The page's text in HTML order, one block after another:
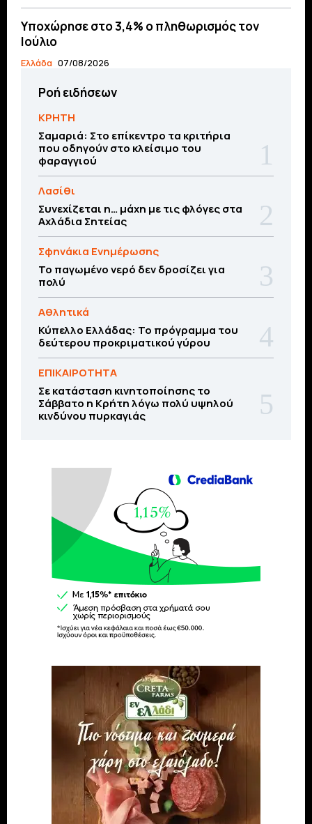
Υποχώρησε στο 3,4% ο πληθωρισμός τον
Ιούλιο
Ελλάδα 07/08/2026
Ροή ειδήσεων
ΚΡΗΤΗ
Σαμαριά: Στο επίκεντρο τα κριτήρια
που οδηγούν στο κλείσιμο του
φαραγγιού
Λασίθι
Συνεχίζεται η… μάχη με τις φλόγες στα
Αχλάδια Σητείας
Σφηνάκια Ενημέρωσης
Το παγωμένο νερό δεν δροσίζει για
πολύ
Αθλητικά
Κύπελλο Ελλάδας: Το πρόγραμμα του
δεύτερου προκριματικού γύρου
ΕΠΙΚΑΙΡΟΤΗΤΑ
Σε κατάσταση κινητοποίησης το
Σάββατο η Κρήτη λόγω πολύ υψηλού
κινδύνου πυρκαγιάς